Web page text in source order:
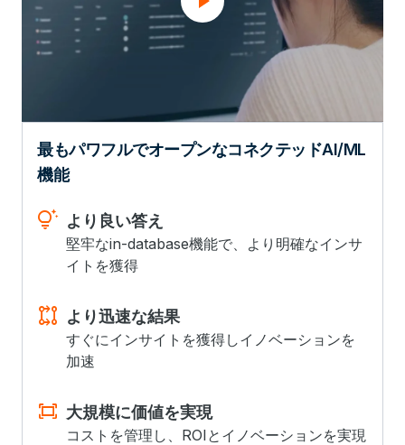
最もパワフルでオープンなコネクテッドAI/ML
機能
tips_and_updates より良い答え
堅牢なin-database機能で、より明確なインサ
イトを獲得
rebase より迅速な結果
すぐにインサイトを獲得しイノベーションを
加速
fit_screen 大規模に価値を実現
コストを管理し、ROIとイノベーションを実現